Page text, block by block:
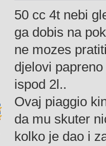
50 cc 4t nebi
ga dobis na
ne mozes
djelovi
ispod 2l..
Ovaj piaggio
da mu skuter
kolko je dao i